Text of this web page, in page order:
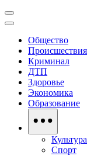
Общество
Происшествия
Криминал
ДТП
Здоровье
Экономика
Образование
Культура
Спорт